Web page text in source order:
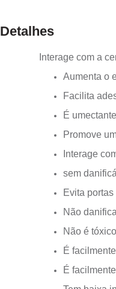
Detalhes
Interage com a
Aumenta o
Facilita
É
Promove
Interage
sem
Evita
Não
Não é
É
É